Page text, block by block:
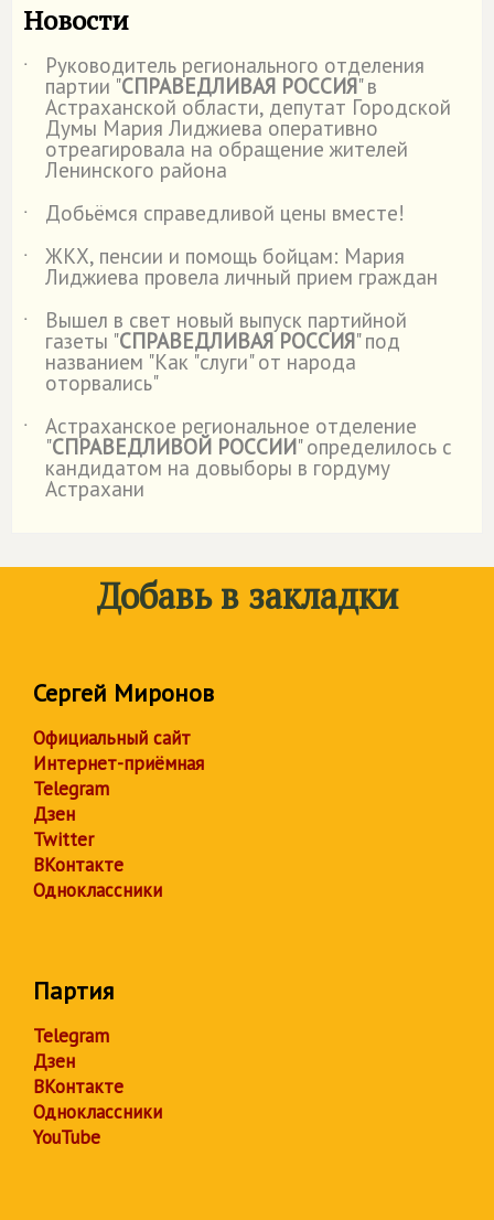
Новости
˙ Руководитель регионального отделения
партии "СПРАВЕДЛИВАЯ РОССИЯ" в
Астраханской области, депутат Городской
Думы Мария Лиджиева оперативно
отреагировала на обращение жителей
Ленинского района
˙
Добьёмся справедливой цены вместе!
˙
ЖКХ, пенсии и помощь бойцам: Мария
Лиджиева провела личный прием граждан
˙
Вышел в свет новый выпуск партийной
газеты "СПРАВЕДЛИВАЯ РОССИЯ" под
названием "Как "слуги" от народа
оторвались"
˙
Астраханское региональное отделение
"СПРАВЕДЛИВОЙ РОССИИ" определилось с
кандидатом на довыборы в гордуму
Астрахани
Добавь в закладки
Сергей Миронов
Официальный сайт
Интернет-приёмная
Telegram
Дзен
Twitter
ВКонтакте
Одноклассники
Партия
Telegram
Дзен
ВКонтакте
Одноклассники
YouTube